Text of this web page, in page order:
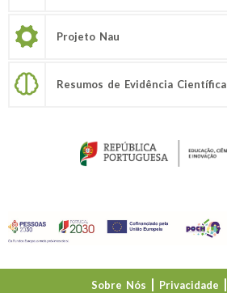
Projeto Nau
Resumos de Evidência Científica
Sobre Nós Privacidade